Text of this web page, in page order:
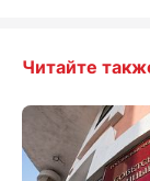
Читайте